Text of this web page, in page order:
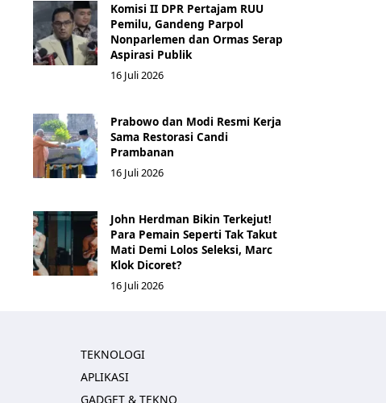
Komisi II DPR Pertajam RUU
Pemilu, Gandeng Parpol
Nonparlemen dan Ormas Serap
Aspirasi Publik
16 Juli 2026
Prabowo dan Modi Resmi Kerja
Sama Restorasi Candi
Prambanan
16 Juli 2026
John Herdman Bikin Terkejut!
Para Pemain Seperti Tak Takut
Mati Demi Lolos Seleksi, Marc
Klok Dicoret?
16 Juli 2026
TEKNOLOGI
APLIKASI
GADGET & TEKNO